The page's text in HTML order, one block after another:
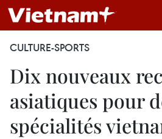
CULTURE-SPORTS
Dix nouveaux
asiatiques pour
spécialités